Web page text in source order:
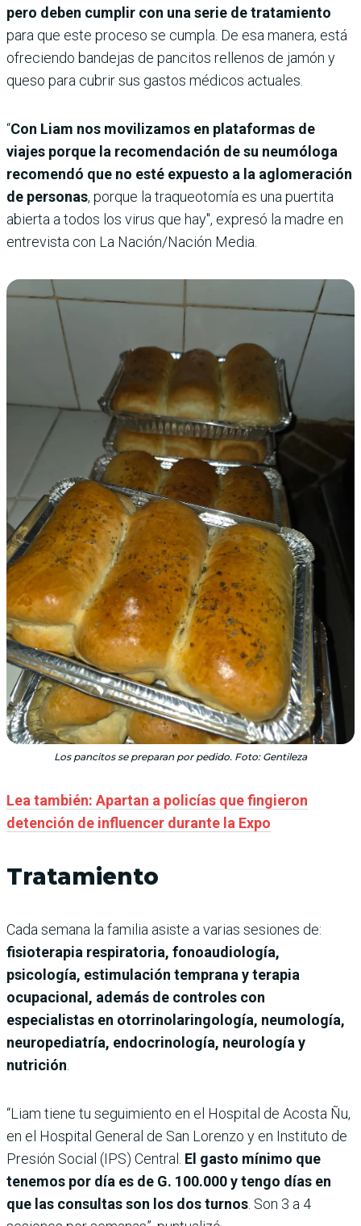
pero deben cumplir con una serie de tratamiento
para que este proceso se cumpla. De esa manera, está
ofreciendo bandejas de pancitos rellenos de jamón y
queso para cubrir sus gastos médicos actuales.
“Con Liam nos movilizamos en plataformas de
viajes porque la recomendación de su neumóloga
recomendó que no esté expuesto a la aglomeración
de personas, porque la traqueotomía es una puertita
abierta a todos los virus que hay", expresó la madre en
entrevista con La Nación/Nación Media.
Los pancitos se preparan por pedido. Foto: Gentileza
Lea también: Apartan a policías que fingieron
detención de influencer durante la Expo
Tratamiento
Cada semana la familia asiste a varias sesiones de:
fisioterapia respiratoria, fonoaudiología,
psicología, estimulación temprana y terapia
ocupacional, además de controles con
especialistas en otorrinolaringología, neumología,
neuropediatría, endocrinología, neurología y
nutrición
“Liam tiene tu seguimiento en el Hospital de Acosta Ñu,
en el Hospital General de San Lorenzo y en Instituto de
Presión Social (IPS) Central. El gasto mínimo que
tenemos por día es de G. 100.000 y tengo días en
que las consultas son los dos turnos . Son 3 a 4